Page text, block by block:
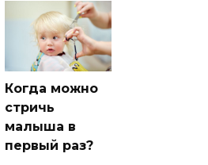
Когда можно
стричь
малыша в
первый раз?